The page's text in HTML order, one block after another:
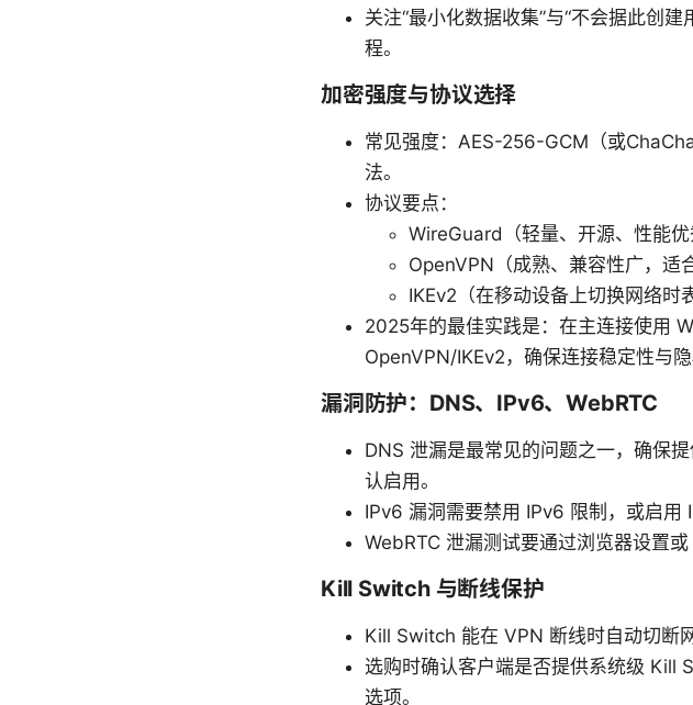
关注“最小化数据收集”与“不会据此创
程。
加密强度与协议选择
常见强度：AES-256-GCM（或
法。
协议要点：
WireGuard（轻量、开源、性能优
OpenVPN（成熟、兼容性广，适
IKEv2（在移动设备上切换网络时
2025年的最佳实践是：在主连接使用
OpenVPN/IKEv2，确保连接稳定性与隐
漏洞防护：DNS、IPv6、WebRTC
DNS 泄漏是最常见的问题之一，确保
认启用。
IPv6 漏洞需要禁用 IPv6 限制，或启用
WebRTC 泄漏测试要通过浏览器设置或
Kill Switch 与断线保护
Kill Switch 能在 VPN 断线时自动切断
选购时确认客户端是否提供系统级 Kill
选项。